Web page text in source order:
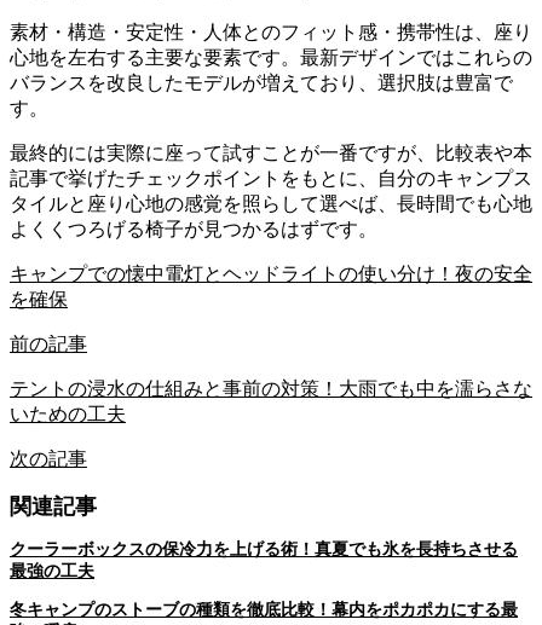
素材・構造・安定性・人体とのフィット感・携帯性は、座り
心地を左右する主要な要素です。最新デザインではこれらの
バランスを改良したモデルが増えており、選択肢は豊富で
す。
最終的には実際に座って試すことが一番ですが、比較表や本
記事で挙げたチェックポイントをもとに、自分のキャンプス
タイルと座り心地の感覚を照らして選べば、長時間でも心地
よくくつろげる椅子が見つかるはずです。
キャンプでの懐中電灯とヘッドライトの使い分け！夜の安全
を確保
前の記事
テントの浸水の仕組みと事前の対策！大雨でも中を濡らさな
いための工夫
次の記事
関連記事
クーラーボックスの保冷力を上げる術！真夏でも氷を長持ちさせる
最強の工夫
冬キャンプのストーブの種類を徹底比較！幕内をポカポカにする最